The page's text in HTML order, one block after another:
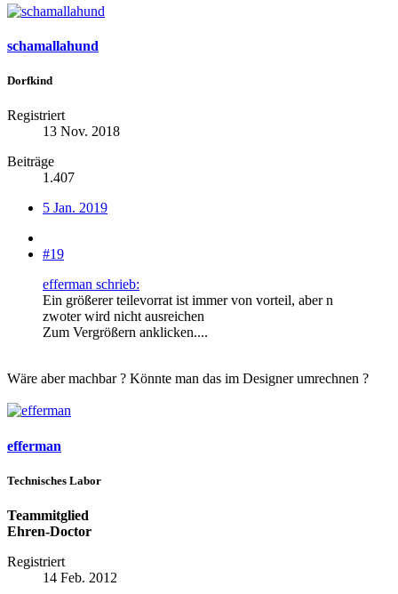
schamallahund
Dorfkind
Registriert
13 Nov. 2018
Beiträge
1.407
5 Jan. 2019
#19
efferman schrieb:
Ein größerer teilevorrat ist immer von vorteil, aber n
zwoter wird nicht ausreichen
Zum Vergrößern anklicken....
Wäre aber machbar ? Könnte man das im Designer umrechnen ?
efferman
Technisches Labor
Teammitglied
Ehren-Doctor
Registriert
14 Feb. 2012